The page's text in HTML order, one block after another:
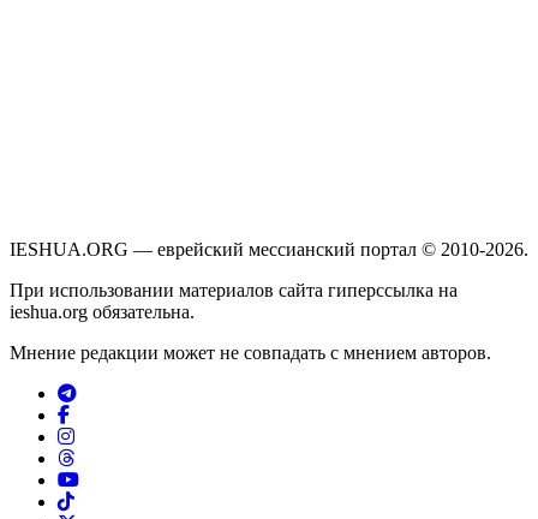
IESHUA.ORG — еврейский мессианский портал © 2010-2026.
При использовании материалов сайта гиперссылка на
ieshua.org обязательна.
Мнение редакции может не совпадать с мнением авторов.